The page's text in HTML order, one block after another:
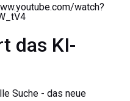
watch?
das KI-
Suche - das neue